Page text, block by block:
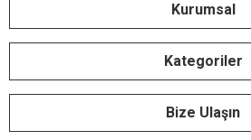
Kurumsal
Kategoriler
Bize Ulaşın